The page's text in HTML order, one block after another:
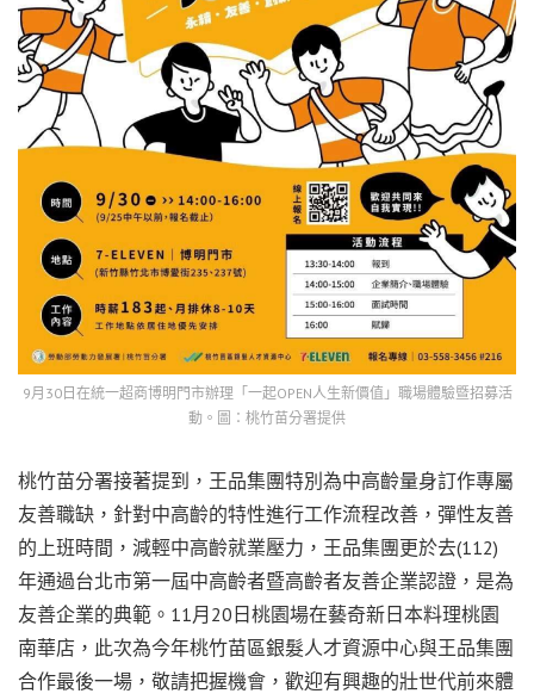
9月30日在統一超商博明門市辦理「一起OPEN人生新價值」職場體驗暨招募活
動。圖：桃竹苗分署提供
桃竹苗分署接著提到，王品集團特別為中高齡量身訂作專屬
友善職缺，針對中高齡的特性進行工作流程改善，彈性友善
的上班時間，減輕中高齡就業壓力，王品集團更於去(112)
年通過台北市第一屆中高齡者暨高齡者友善企業認證，是為
友善企業的典範。11月20日桃園場在藝奇新日本料理桃園
南華店，此次為今年桃竹苗區銀髮人才資源中心與王品集團
合作最後一場，敬請把握機會，歡迎有興趣的壯世代前來體